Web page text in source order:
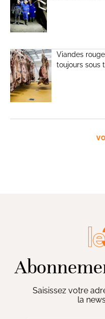
Viandes
toujours sous
Saisissez votre
la